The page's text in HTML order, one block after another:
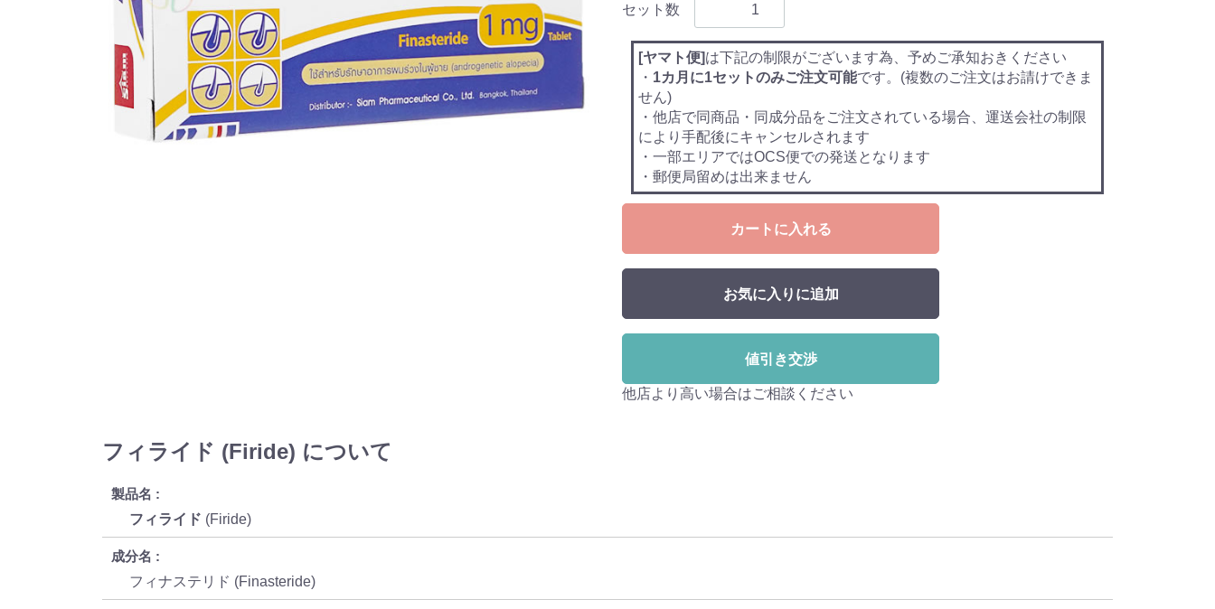
セット数
[ヤマト便]は下記の制限がございます為、予めご承知おきください
・ 1カ月に1セットのみご注文可能です。(複数のご注文はお請けできま
せん)
・他店で同商品・同成分品をご注文されている場合、運送会社の制限
により手配後にキャンセルされます
・一部エリアではOCS便での発送となります
・郵便局留めは出来ません
カートに入れる
お気に入りに追加
値引き交渉
他店より高い場合はご相談ください
フィライド (Firide) について
製品名
フィライド (Firide)
成分名
フィナステリド (Finasteride)